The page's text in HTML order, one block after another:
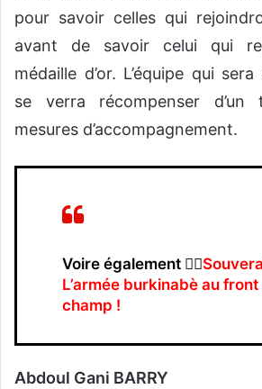
pour savoir celles qui
avant de savoir celui qui
médaille d’or. L’équipe qui
se verra récompenser
mesures d’accompagnement.
Voire également 👉🏿
L’armée burkinabè au front
champ !
Abdoul Gani BARRY